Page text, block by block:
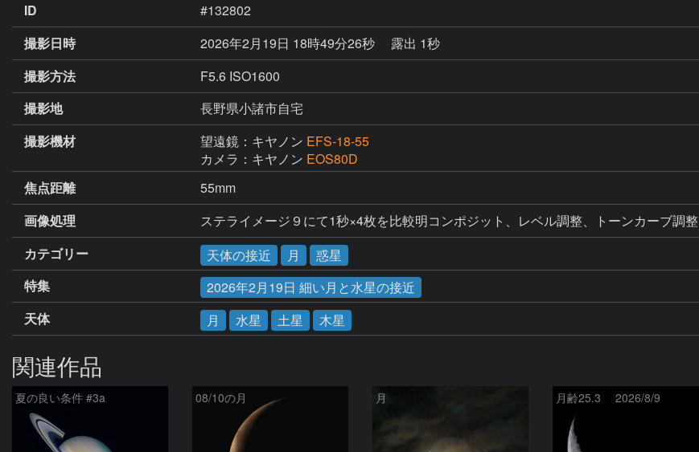
ID
#132802
撮影日時
2026年2月19日 18時49分26秒
露出 1秒
撮影方法
F5.6 ISO1600
撮影地
長野県小諸市自宅
撮影機材
望遠鏡：キヤノン EFS-18-55
カメラ：キヤノン EOS80D
焦点距離
55mm
画像処理
ステライメージ９にて1秒×4枚を比較明コンポジット、レベル調整、トーンカーブ調整
カテゴリー
天体の接近 月
惑星
特集
2026年2月19日 細い月と水星の接近
天体
月 水星 土星 木星
関連作品
夏の良い条件 #3a 08/10の月 月 月齢25.3 2026/8/9